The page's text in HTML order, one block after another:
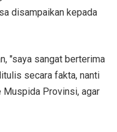
disampaikan kepada
"saya sangat berterima
secara fakta, nanti
Muspida Provinsi, agar